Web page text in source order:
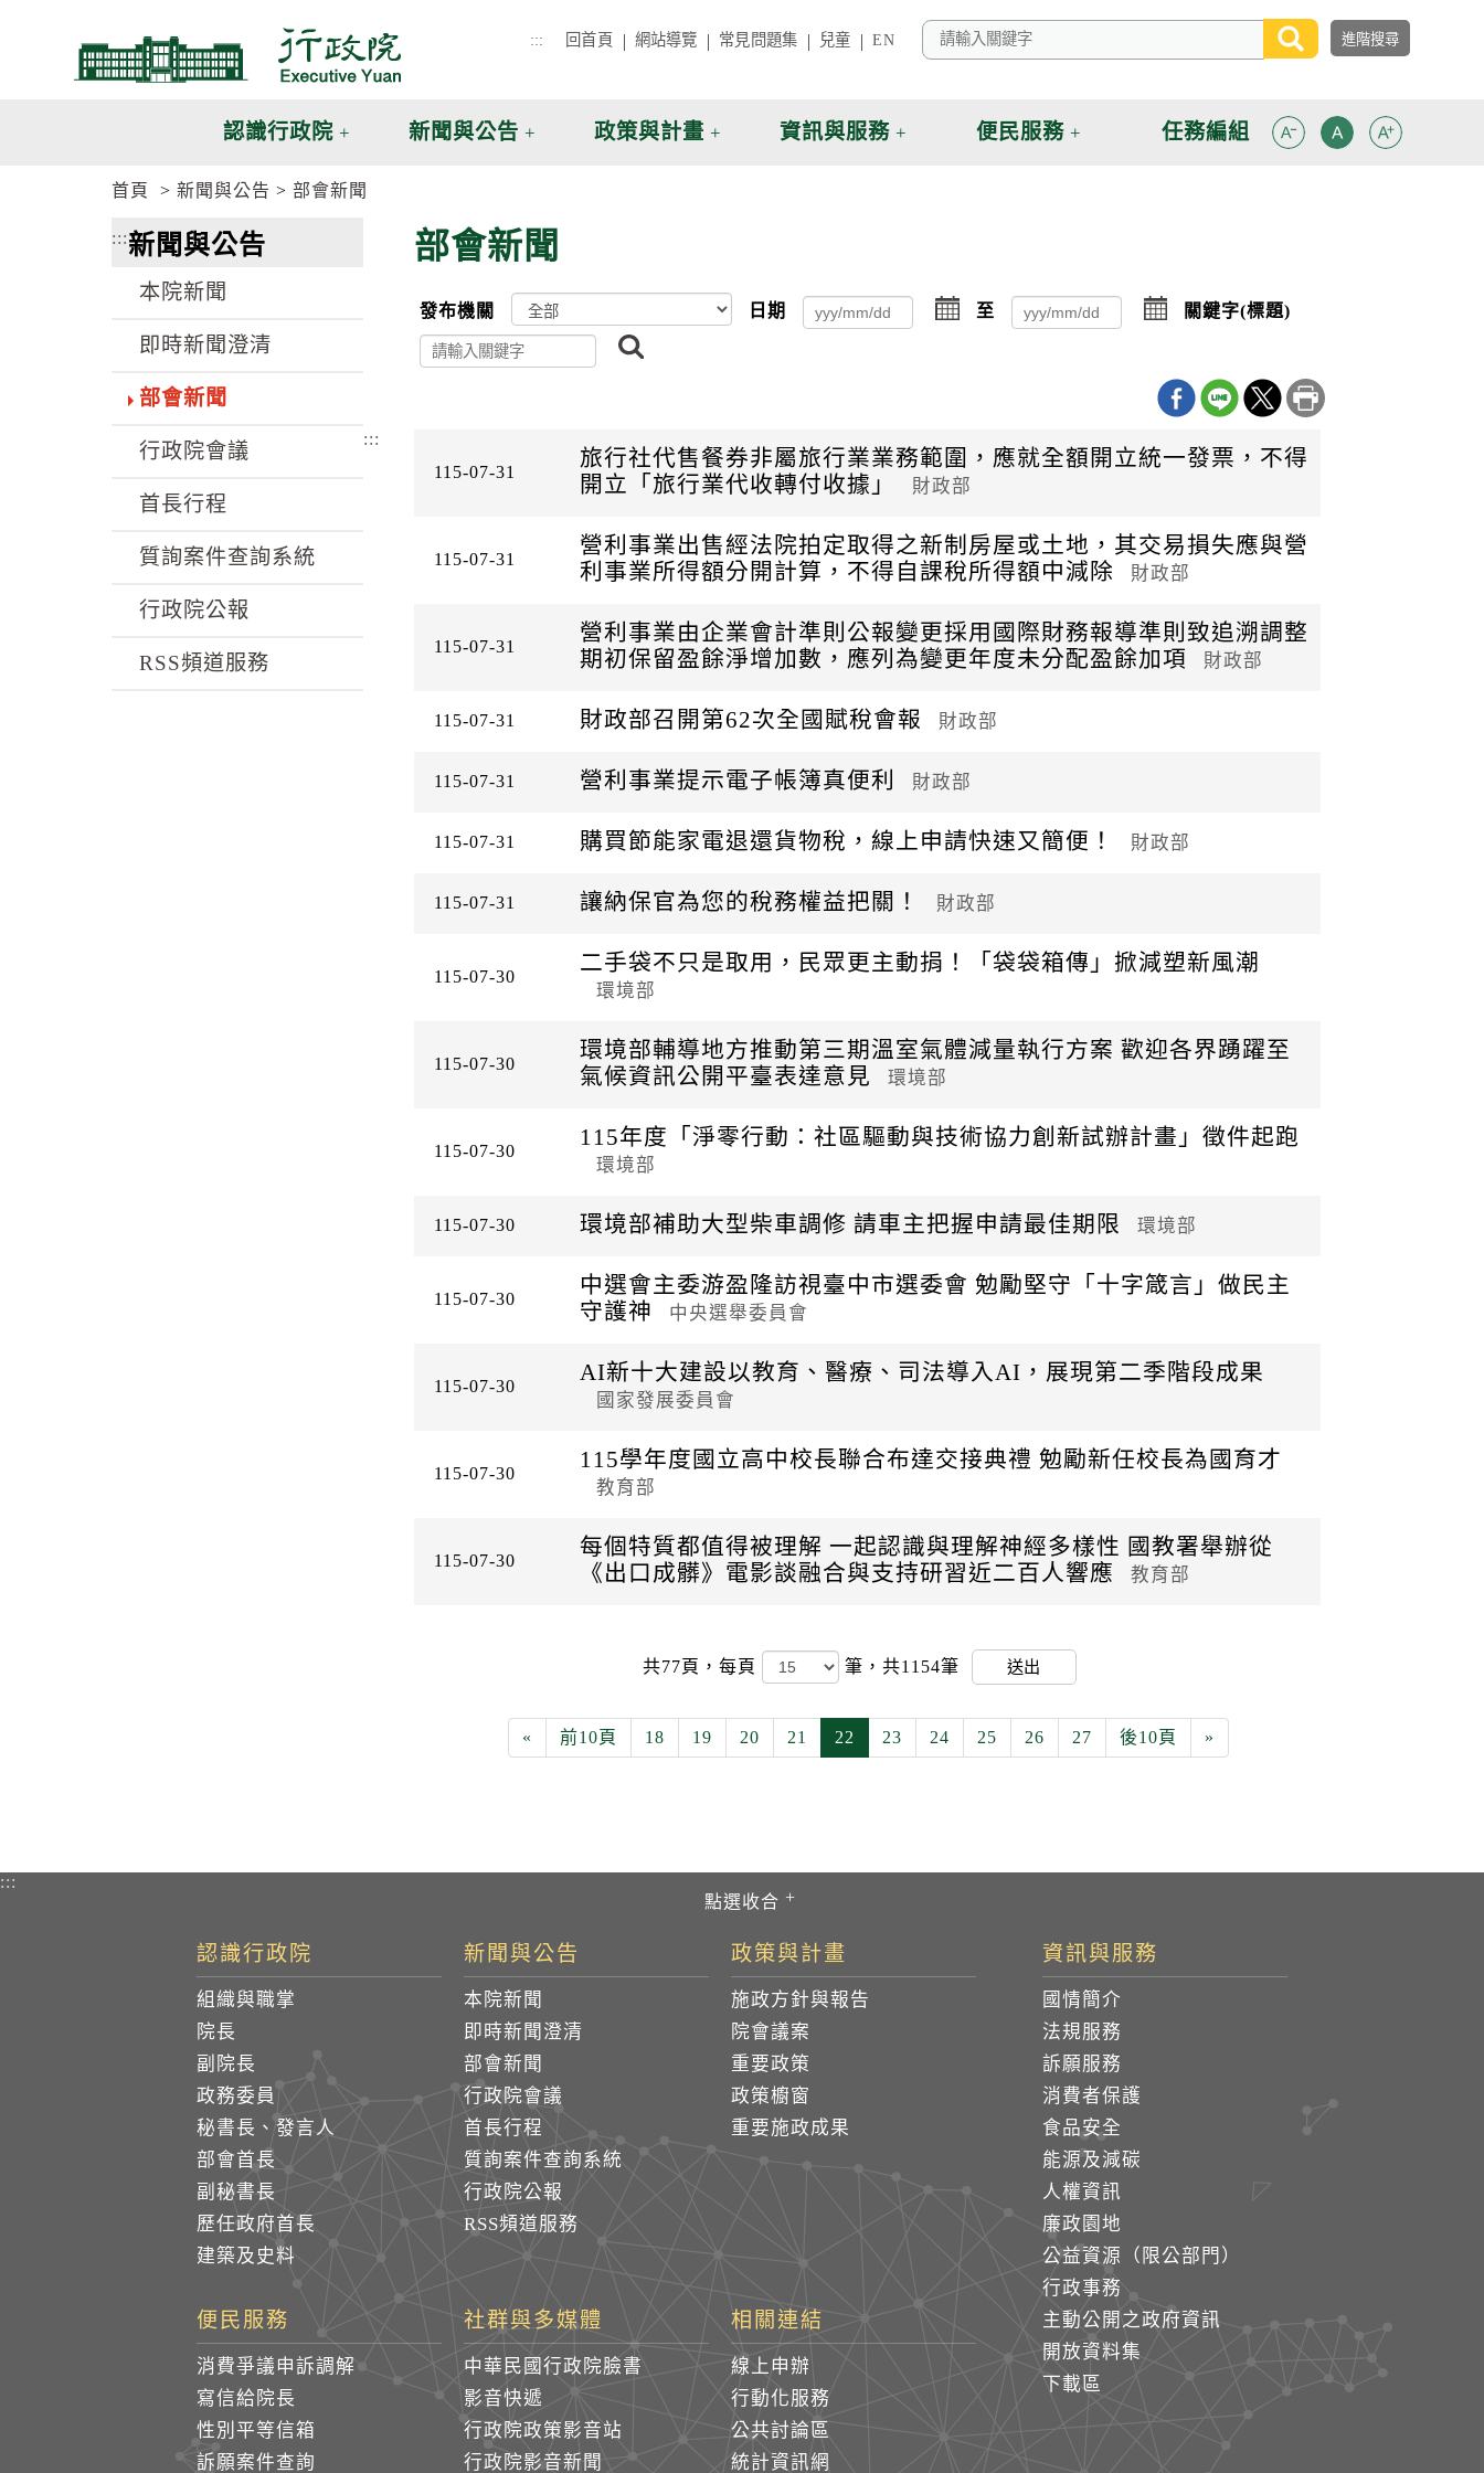
::: 回首頁 網站導覽 常見問題集 兒童 EN
認識行政院 新聞與公告 政策與計畫 資訊與服務 便民服務 任務編組
首頁 新聞與公告 部會新聞
:::新聞與公告
本院新聞
即時新聞澄清
部會新聞
行政院會議
首長行程
質詢案件查詢系統
行政院公報
RSS頻道服務
部會新聞
發布機關 日期
點
擊
日
至
點
擊
日
期
日
關鍵字(標題)
尋
:::
旅行社代售餐券非屬旅行業業務範圍，應就全額開立統一發票，不得
開立「旅行業代收轉付收據」
財政部
115-07-31
營利事業出售經法院拍定取得之新制房屋或土地，其交易損失應與營
利事業所得額分開計算，不得自課稅所得額中減除
財政部
115-07-31
營利事業由企業會計準則公報變更採用國際財務報導準則致追溯調整
期初保留盈餘淨增加數，應列為變更年度未分配盈餘加項
財政部
115-07-31
財政部召開第62次全國賦稅會報 財政部
115-07-31
營利事業提示電子帳簿真便利 財政部
115-07-31
購買節能家電退還貨物稅，線上申請快速又簡便！ 財政部
115-07-31
讓納保官為您的稅務權益把關！ 財政部
115-07-31
二手袋不只是取用，民眾更主動捐！「袋袋箱傳」掀減塑新風潮
環境部
115-07-30
環境部輔導地方推動第三期溫室氣體減量執行方案 歡迎各界踴躍至
氣候資訊公開平臺表達意見
環境部
115-07-30
115年度「淨零行動：社區驅動與技術協力創新試辦計畫」徵件起跑
環境部
115-07-30
環境部補助大型柴車調修 請車主把握申請最佳期限 環境部
115-07-30
中選會主委游盈隆訪視臺中市選委會 勉勵堅守「十字箴言」做民主
守護神
中央選舉委員會
115-07-30
AI新十大建設以教育、醫療、司法導入AI，展現第二季階段成果
國家發展委員會
115-07-30
115學年度國立高中校長聯合布達交接典禮 勉勵新任校長為國育才
教育部
115-07-30
每個特質都值得被理解 一起認識與理解神經多樣性 國教署舉辦從
《出口成髒》電影談融合與支持研習近二百人響應
教育部
115-07-30
共77頁， 每頁 筆，共1154筆 送出
« 前10頁 18 19 20 21 22 23 24 25 26 27 後10頁 »
:::
認識行政院
組織與職掌
院長
副院長
政務委員
秘書長、發言人
部會首長
副秘書長
歷任政府首長
建築及史料
新聞與公告
本院新聞
即時新聞澄清
部會新聞
行政院會議
首長行程
質詢案件查詢系統
行政院公報
RSS頻道服務
政策與計畫
施政方針與報告
院會議案
重要政策
政策櫥窗
重要施政成果
資訊與服務
國情簡介
法規服務
訴願服務
消費者保護
食品安全
能源及減碳
人權資訊
廉政園地
公益資源（限公部門）
行政事務
主動公開之政府資訊
開放資料集
下載區
便民服務
消費爭議申訴調解
寫信給院長
性別平等信箱
訴願案件查詢
社群與多媒體
中華民國行政院臉書
影音快遞
行政院政策影音站
行政院影音新聞
相關連結
線上申辦
行動化服務
公共討論區
統計資訊網